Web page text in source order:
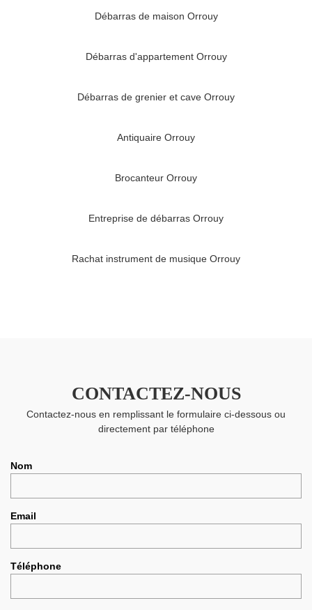
Débarras de maison Orrouy
Débarras d'appartement Orrouy
Débarras de grenier et cave Orrouy
Antiquaire Orrouy
Brocanteur Orrouy
Entreprise de débarras Orrouy
Rachat instrument de musique Orrouy
CONTACTEZ-NOUS
Contactez-nous en remplissant le formulaire ci-dessous ou
directement par téléphone
Nom
Email
Téléphone